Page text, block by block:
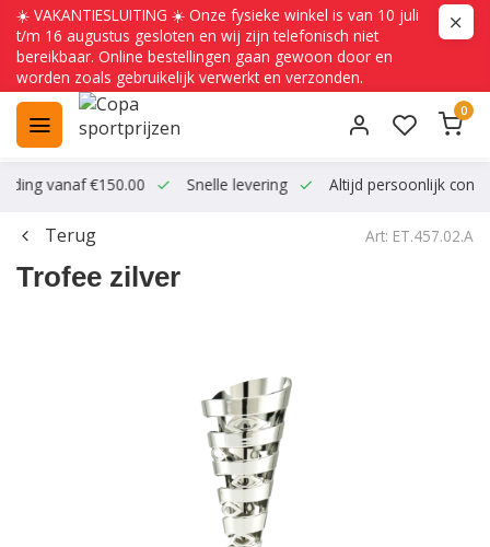
☀️ VAKANTIESLUITING ☀️ Onze fysieke winkel is van 10 juli
t/m 16 augustus gesloten en wij zijn telefonisch niet
bereikbaar. Online bestellingen gaan gewoon door en
worden zoals gebruikelijk verwerkt en verzonden.
0
vanaf €150.00 Snelle levering Altijd persoonlijk
Terug Art: ET.457.02.A
Trofee zilver